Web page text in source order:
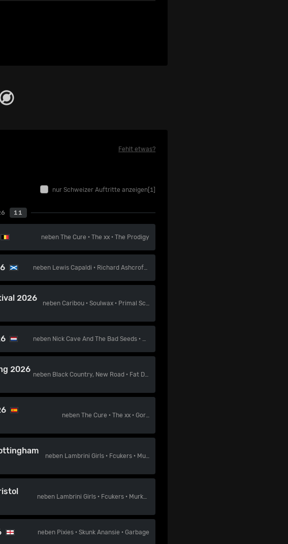
Fehlt etwas?
nur Schweizer Auftritte anzeigen [1]
11
nebenThe Cure ·The xx ·The Prodigy
neben Lewis Capaldi · Richard Ashcroft
2026
nebenCaribou ·Soulwax · Primal Scream
neben Nick Cave And The Bad Seeds ·
2026
neben Black Country, New Road · Fat Dog
neben The Cure · The xx· Gorillaz
neben Lambrini Girls· Fcukers· Murkage Dave
neben Lambrini Girls · Fcukers · Murkage Dave
neben Pixies ·Skunk Anansie ·Garbage